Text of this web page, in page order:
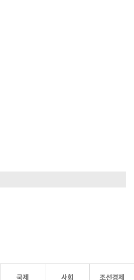
국제 사회 조선경제